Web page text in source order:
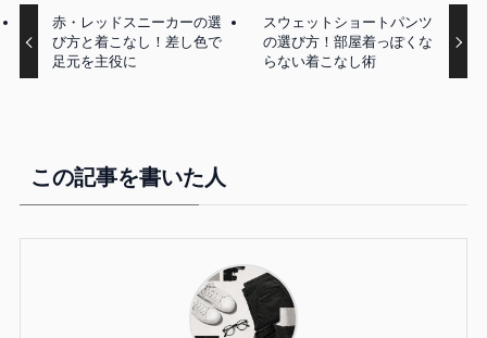
赤・レッドスニーカーの選
び方と着こなし！差し色で
足元を主役に
スウェットショートパンツ
の選び方！部屋着っぽくな
らない着こなし術
この記事を書いた人